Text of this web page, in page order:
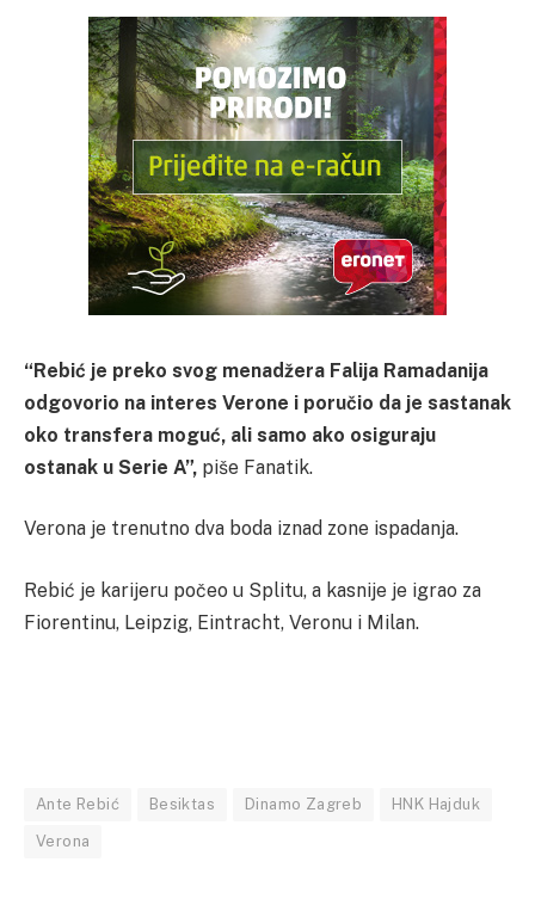
“Rebić je preko svog menadžera Falija Ramadanija
odgovorio na interes Verone i poručio da je sastanak
oko transfera moguć, ali samo ako osiguraju
ostanak u Serie A”, piše Fanatik.
Verona je trenutno dva boda iznad zone ispadanja.
Rebić je karijeru počeo u Splitu, a kasnije je igrao za
Fiorentinu, Leipzig, Eintracht, Veronu i Milan.
Ante Rebić Besiktas Dinamo Zagreb HNK Hajduk
Verona